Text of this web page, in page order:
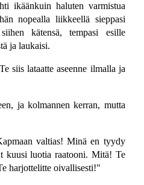
ikäänkuin haluten varmistua
nopealla liikkeellä sieppasi
kätensä, tempasi esille
ja laukaisi.
siis lataatte aseenne ilmalla ja
ja kolmannen kerran, mutta
valtias! Minä en tyydy
kuusi luotia raatooni. Mitä! Te
harjottelitte oivallisesti!"